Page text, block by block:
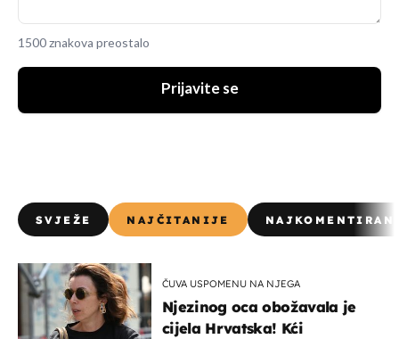
1500 znakova preostalo
Prijavite se
SVJEŽE NAJČITANIJE
ČUVA USPOMENU NA NJEGA
Njezinog oca obožavala je
cijela Hrvatska! Kći